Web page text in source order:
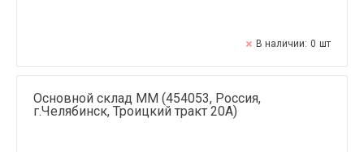
В наличии: 0 шт
Основной склад ММ (454053, Россия,
г.Челябинск, Троицкий тракт 20А)